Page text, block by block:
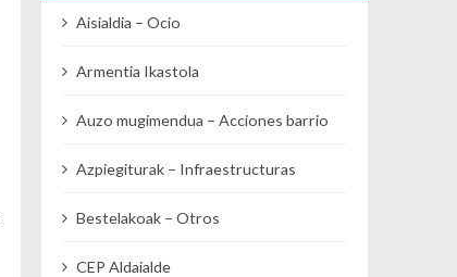
Aisialdia – Ocio
Armentia Ikastola
Auzo mugimendua – Acciones barrio
Azpiegiturak – Infraestructuras
Bestelakoak – Otros
CEP Aldaialde